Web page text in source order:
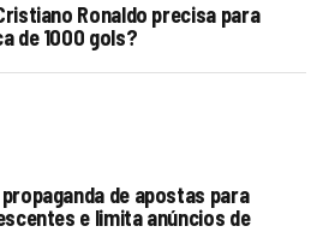
Ronaldo precisa para
de 1000 gols?
de apostas para
e limita anúncios de